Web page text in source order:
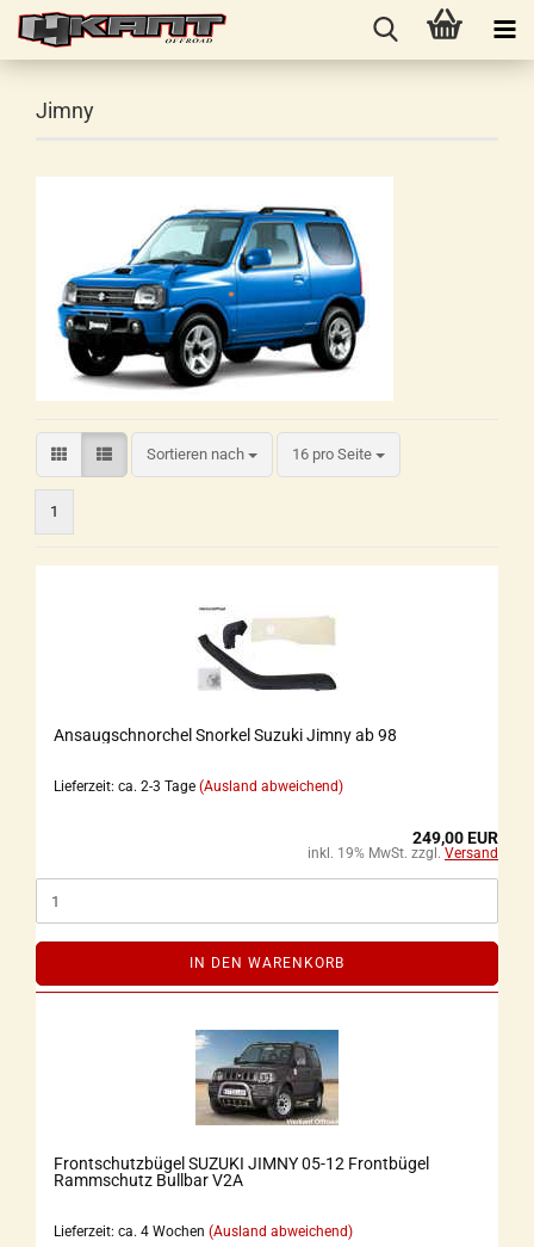
Jimny
Sortieren nach 16 pro Seite
1
Ansaugschnorchel Snorkel Suzuki Jimny ab 98
Lieferzeit: ca. 2-3 Tage (Ausland abweichend)
249,00 EUR
inkl. 19% MwSt. zzgl. Versand
IN DEN WARENKORB
Frontschutzbügel SUZUKI JIMNY 05-12 Frontbügel
Rammschutz Bullbar V2A
Lieferzeit: ca. 4 Wochen (Ausland abweichend)